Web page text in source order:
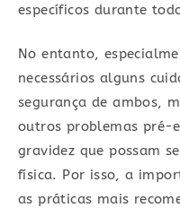
específicos durante
No entanto,
necessários alguns
segurança de ambos,
outros problemas pré-
gravidez que possam
física. Por isso, a
as práticas mais